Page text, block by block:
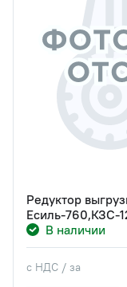
Редуктор
Есиль-760,КЗС-
В наличии
с НДС / за